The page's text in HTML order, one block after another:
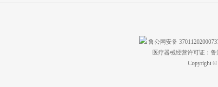
鲁公网安备
医疗器械经营许可证：
Copyright